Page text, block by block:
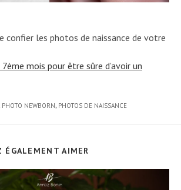
confier les photos de naissance de votre
mois pour être sûre d’avoir un
PHOTO NEWBORN, PHOTOS DE NAISSANCE
ÉGALEMENT AIMER